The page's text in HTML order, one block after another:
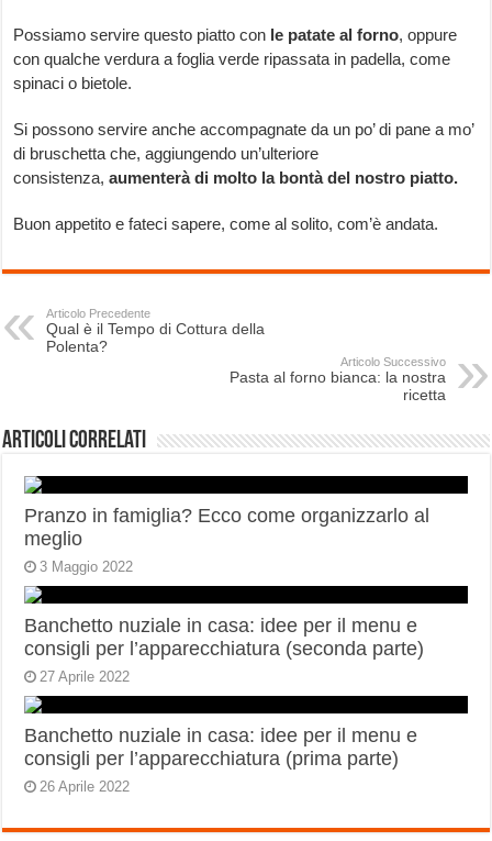
Possiamo servire questo piatto con le patate al forno, oppure
con qualche verdura a foglia verde ripassata in padella, come
spinaci o bietole.
Si possono servire anche accompagnate da un po’ di pane a mo’
di bruschetta che, aggiungendo un’ulteriore
consistenza,aumenterà di molto la bontà del nostro piatto.
Buon appetito e fateci sapere, come al solito, com’è andata.
Articolo Precedente
Qual è il Tempo di Cottura della
Polenta?
Articolo Successivo
Pasta al forno bianca: la nostra
ricetta
Articoli correlati
Pranzo in famiglia? Ecco come organizzarlo al
meglio
3 Maggio 2022
Banchetto nuziale in casa: idee per il menu e
consigli per l’apparecchiatura (seconda parte)
27 Aprile 2022
Banchetto nuziale in casa: idee per il menu e
consigli per l’apparecchiatura (prima parte)
26 Aprile 2022